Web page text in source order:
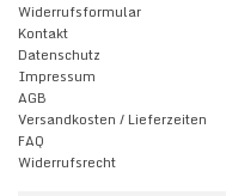
Widerrufsformular
Kontakt
Datenschutz
Impressum
AGB
Versandkosten / Lieferzeiten
FAQ
Widerrufsrecht